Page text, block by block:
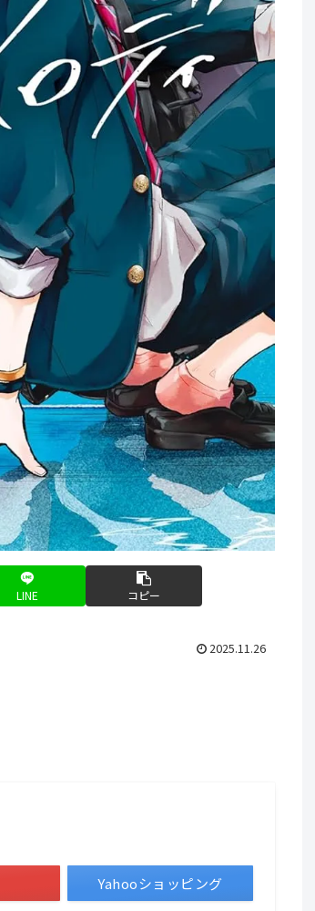
LINE コピー
2025.11.26
Yahooショッピング